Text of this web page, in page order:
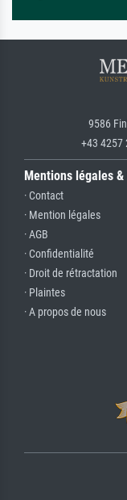
9586
+43 4257
Mentions légales
· Contact
· Mention légales
· AGB
· Confidentialité
· Droit de rétractation
· Plaintes
· A propos de nous